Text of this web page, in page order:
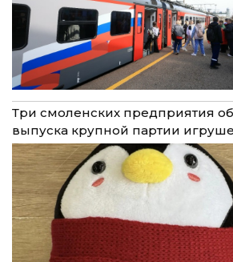
Три смоленских предприятия
выпуска крупной партии